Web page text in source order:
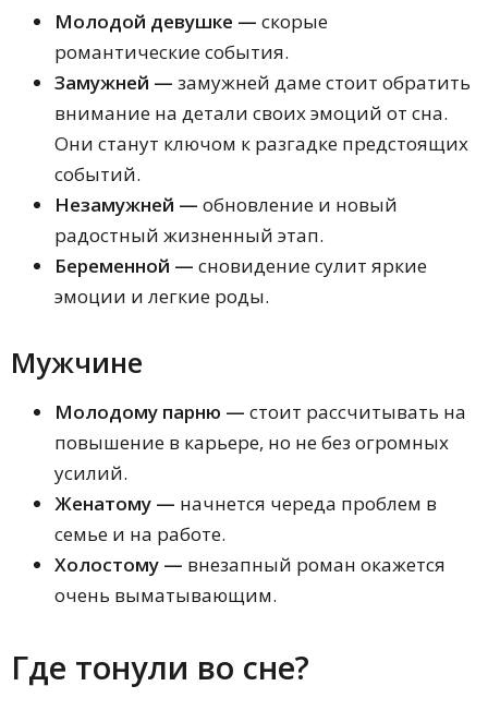
Китайский сонник
Исламский сонник
Славянский сонник
Украинский сонник
Новый и самый полный сонник 1918
Сонник XXI века
Сонник Шереминской
Сонник Артемидора
Детский сонник
Сонник 2012
Эзотерический сонник
Любовный сонник
Сонник именинников сентября,
июля, августа
Сонник для женщин
Сонник для мужчин
Цыганский сонник
Интимный сонник
Молодой девушке — скорые
романтические события.
Замужней — замужней даме стоит обратить
внимание на детали своих эмоций от сна.
Они станут ключом к разгадке предстоящих
событий.
Незамужней — обновление и новый
радостный жизненный этап.
Беременной — сновидение сулит яркие
эмоции и легкие роды.
Мужчине
Молодому парню — стоит рассчитывать на
повышение в карьере, но не без огромных
усилий.
Женатому — начнется череда проблем в
семье и на работе.
Холостому — внезапный роман окажется
очень выматывающим.
Где тонули во сне?